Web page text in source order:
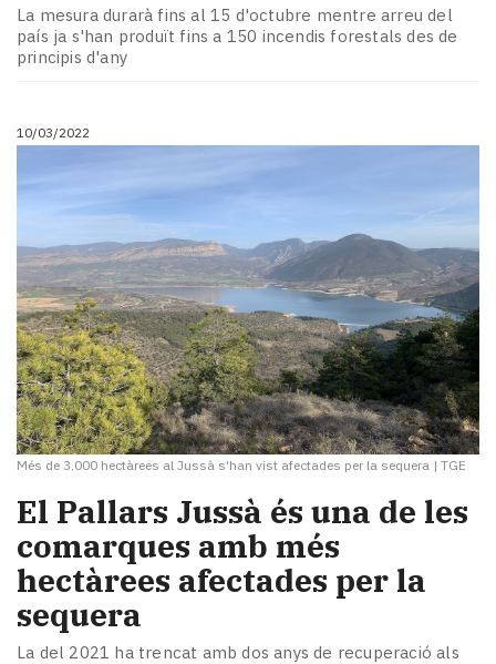
La mesura durarà fins al 15 d'octubre mentre arreu del
país ja s'han produït fins a 150 incendis forestals des de
principis d'any
10/03/2022
Més de 3.000 hectàrees al Jussà s'han vist afectades per la sequera | TGE
El Pallars Jussà és una de les
comarques amb més
hectàrees afectades per la
sequera
La del 2021 ha trencat amb dos anys de recuperació als